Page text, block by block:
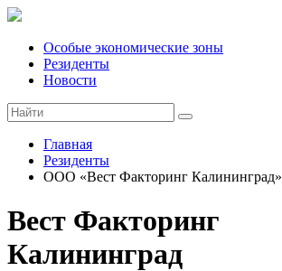
Особые экономические зоны
Резиденты
Новости
Главная
Резиденты
ООО «Вест Факторинг Калининград»
Вест Факторинг
Калининград